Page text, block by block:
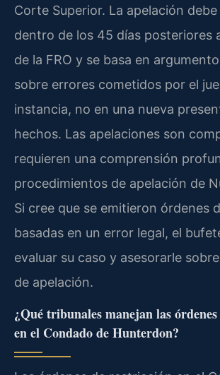
Corte Superior. La apelación
dentro de los 45 días posteriores
de la FRO y se basa en
sobre errores cometidos por el
instancia, no en una nueva
hechos. Las apelaciones son
requieren una comprensión
procedimientos de apelación de
Si cree que se emitieron órdenes
basadas en un error legal, el
evaluar su caso y asesorarle
de apelación.
¿Qué tribunales manejan las
en el Condado de Hunterdon?